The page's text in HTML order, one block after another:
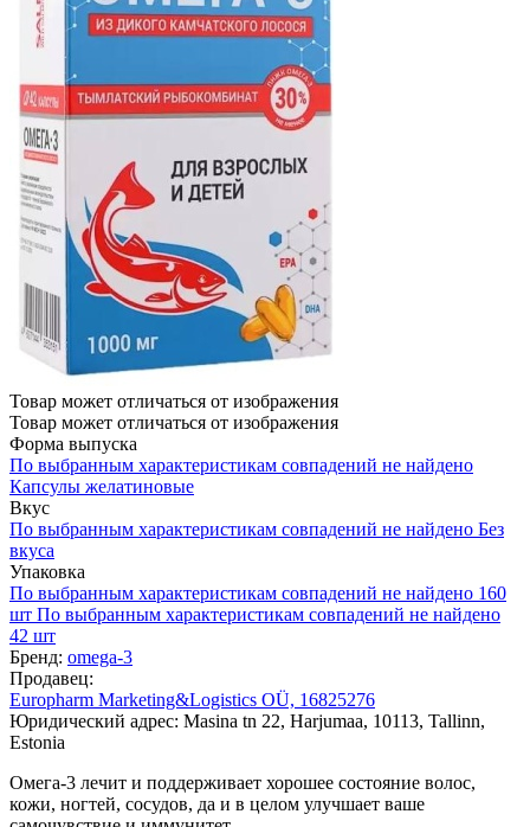
Товар может отличаться от изображения
Товар может отличаться от изображения
Форма выпуска
По выбранным характеристикам совпадений не найдено
Капсулы желатиновые
Вкус
По выбранным характеристикам совпадений не найдено Без
вкуса
Упаковка
По выбранным характеристикам совпадений не найдено 160
шт По выбранным характеристикам совпадений не найдено
42 шт
Бренд: omega-3
Продавец:
Europharm Marketing&Logistics OÜ, 16825276
Юридический адрес: Masina tn 22, Harjumaa, 10113, Tallinn,
Estonia
Омега-3 лечит и поддерживает хорошее состояние волос,
кожи, ногтей, сосудов, да и в целом улучшает ваше